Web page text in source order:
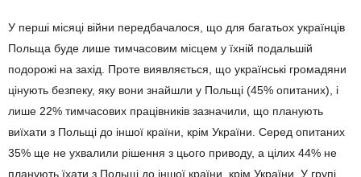
У перші місяці війни передбачалося, що для багатьох українців
Польща буде лише тимчасовим місцем у їхній подальшій
подорожі на захід. Проте виявляється, що українські громадяни
цінують безпеку, яку вони знайшли у Польщі (45% опитаних), і
лише 22% тимчасових працівників зазначили, що планують
виїхати з Польщі до іншої країни, крім України. Серед опитаних
35% ще не ухвалили рішення з цього приводу, а цілих 44% не
планують їхати з Польщі до іншої країни, крім України. У групі